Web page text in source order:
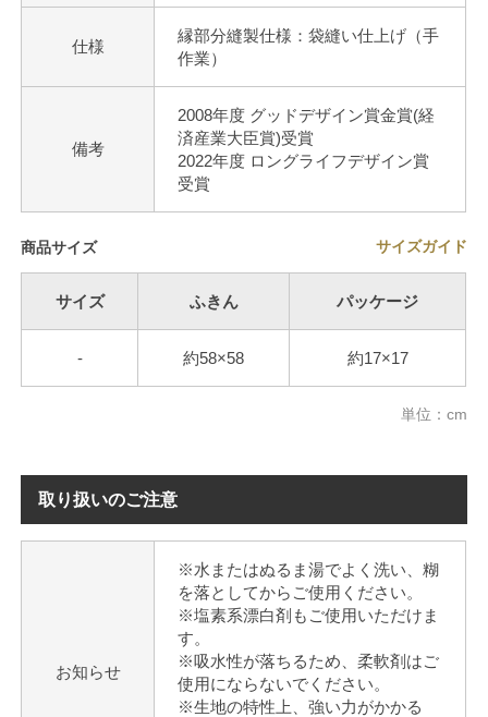
仕様
縁部分縫製仕様：袋縫い仕上げ（手
作業）
備考
2008年度 グッドデザイン賞金賞(経
済産業大臣賞)受賞
2022年度 ロングライフデザイン賞
受賞
商品サイズ サイズガイド
サイズ ふきん パッケージ
- 約58×58 約17×17
単位：cm
取り扱いのご注意
お知らせ
※水またはぬるま湯でよく洗い、糊
を落としてからご使用ください。
※塩素系漂白剤もご使用いただけま
す。
※吸水性が落ちるため、柔軟剤はご
使用にならないでください。
※生地の特性上、強い力がかかる